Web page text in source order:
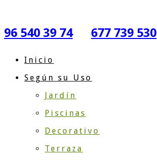
96 540 39 74 677 739 530
Inicio
Según su Uso
Jardín
Piscinas
Decorativo
Terraza